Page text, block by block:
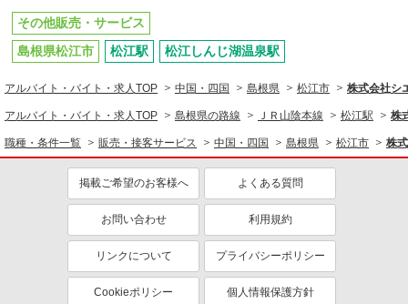
その他販売・サービス
島根県松江市
松江駅 松江しんじ湖温泉駅
アルバイト・バイト・求人TOP 中国・四国 島根県 松江市 株式会社シ
アルバイト・バイト・求人TOP 島根県の路線 ＪＲ山陰本線 松江駅 株
職種・条件一覧 販売・接客サービス 中国・四国 島根県 松江市 株
掲載ご希望のお客様へ よくある質問
お問い合わせ 利用規約
リンクについて プライバシーポリシー
Cookieポリシー 個人情報保護方針